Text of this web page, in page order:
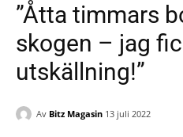
”Åtta timmars
skogen – jag
utskällning!”
Av Bitz Magasin 13 juli 2022